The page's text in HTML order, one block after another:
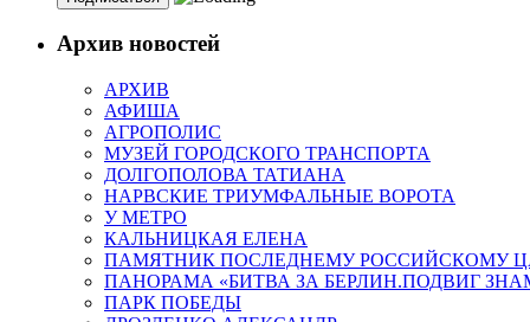
Архив новостей
АРХИВ
АФИША
АГРОПОЛИС
МУЗЕЙ ГОРОДСКОГО ТРАНСПОРТА
ДОЛГОПОЛОВА ТАТИАНА
НАРВСКИЕ ТРИУМФАЛЬНЫЕ ВОРОТА
У МЕТРО
КАЛЬНИЦКАЯ ЕЛЕНА
ПАМЯТНИК ПОСЛЕДНЕМУ РОССИЙСКОМУ
ПАНОРАМА «БИТВА ЗА БЕРЛИН.ПОДВИГ
ПАРК ПОБЕДЫ